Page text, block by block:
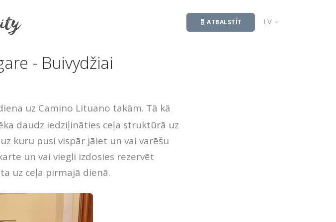
ATBALSTĪT LV
- Buivydžiai
uz Camino Lituano takām. Tā kā
daudz iedziļināties ceļa struktūrā uz
kuru pusi vispār jāiet un vai varēšu
un vai viegli izdosies rezervēt
uz ceļa pirmajā dienā.